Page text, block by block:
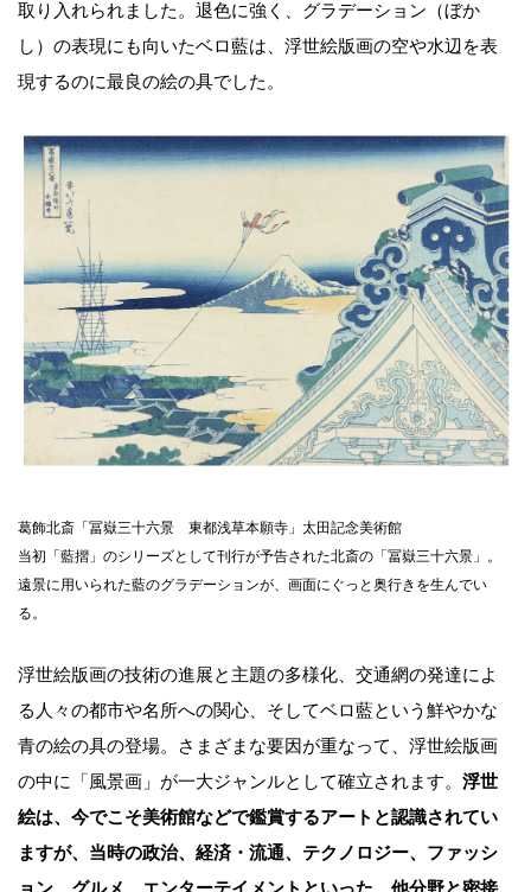
取り入れられました。退色に強く、グラデーション（ぼか
し）の表現にも向いたベロ藍は、浮世絵版画の空や水辺を表
現するのに最良の絵の具でした。
葛飾北斎「冨嶽三十六景 東都浅草本願寺」太田記念美術館
当初「藍摺」のシリーズとして刊行が予告された北斎の「冨嶽三十六景」。
遠景に用いられた藍のグラデーションが、画面にぐっと奥行きを生んでい
る。
浮世絵版画の技術の進展と主題の多様化、交通網の発達によ
る人々の都市や名所への関心、そしてベロ藍という鮮やかな
青の絵の具の登場。さまざまな要因が重なって、浮世絵版画
の中に「風景画」が一大ジャンルとして確立されます。 浮世
絵は、今でこそ美術館などで鑑賞するアートと認識されてい
ますが、当時の政治、経済・流通、テクノロジー、ファッシ